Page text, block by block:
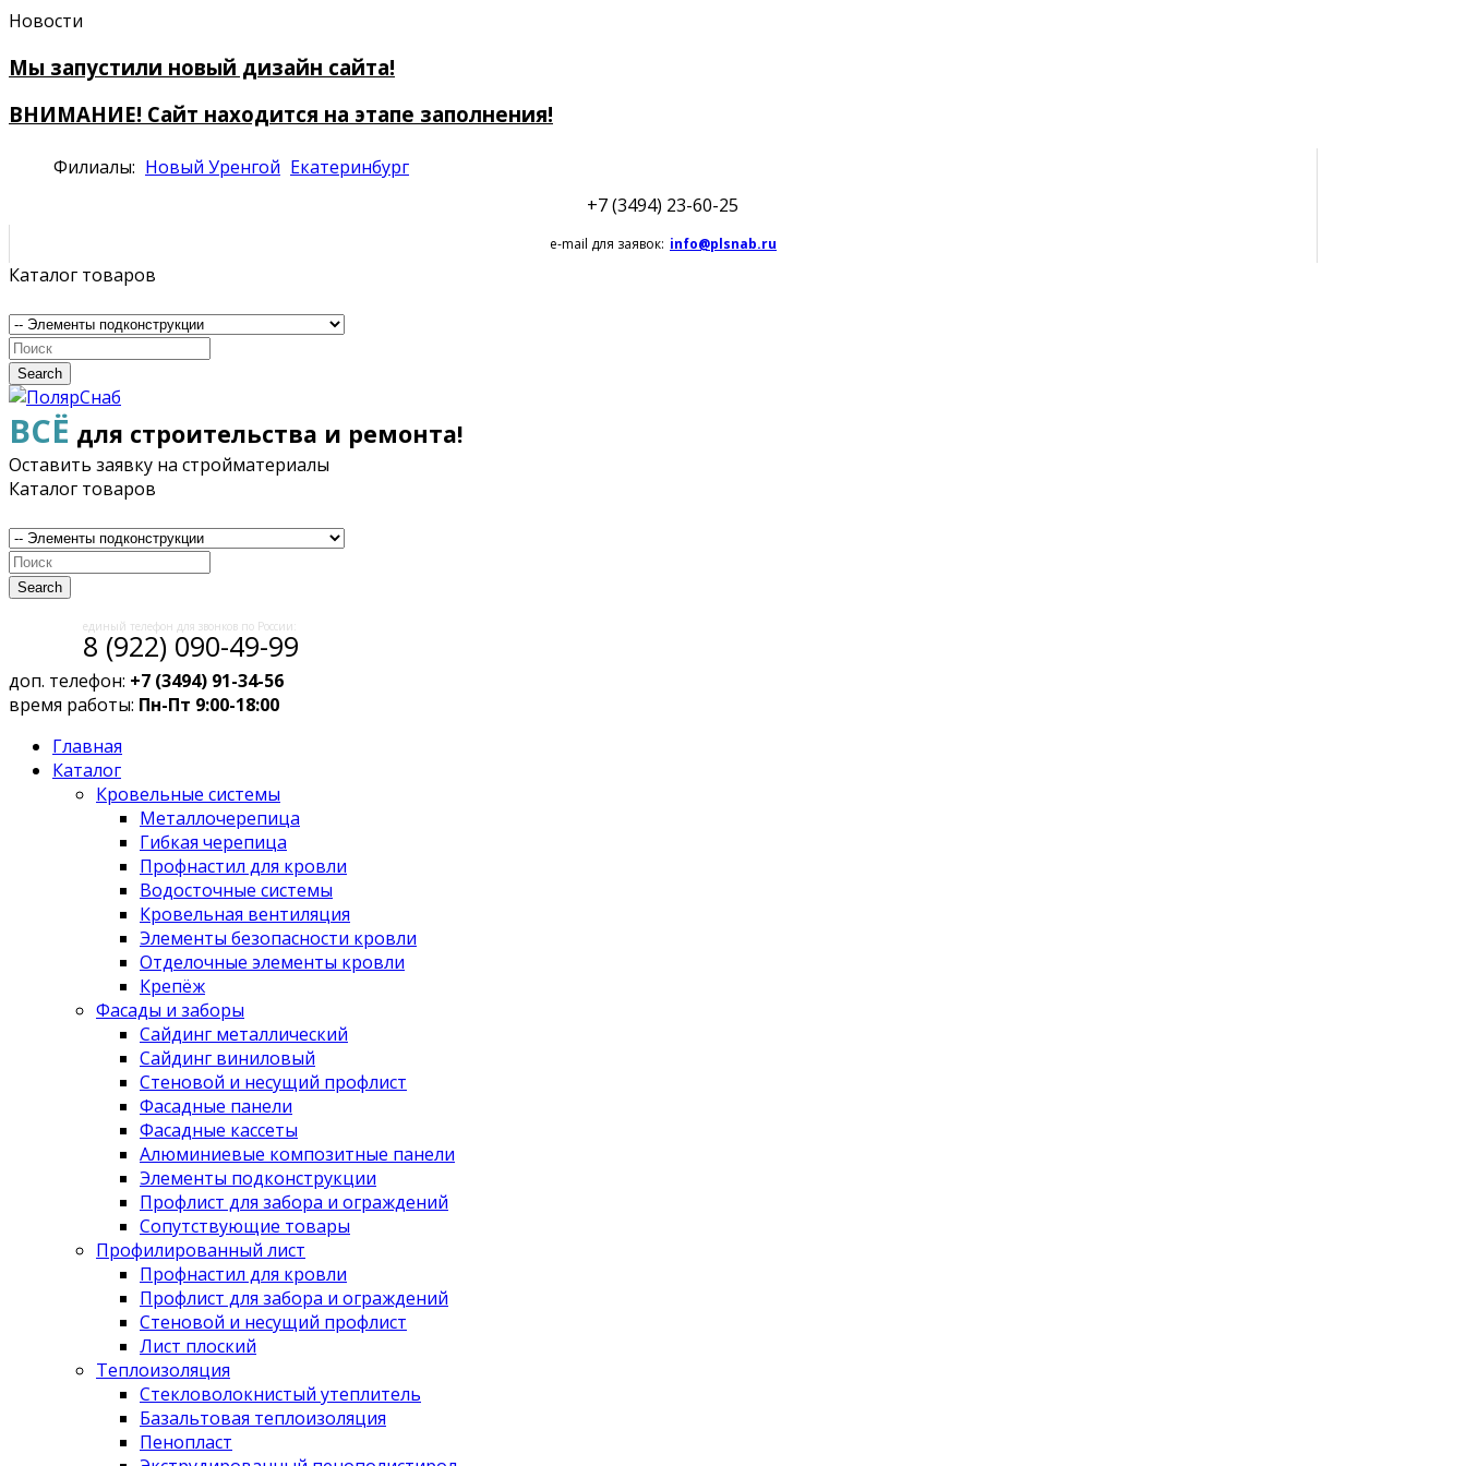
Новости
Мы запустили новый дизайн сайта!
ВНИМАНИЕ! Сайт находится на этапе заполнения!
Филиалы: Новый Уренгой Екатеринбург
+7 (3494) 23-60-25
e-mail для заявок: info@plsnab.ru
Каталог товаров
Search
ВСЁ для строительства и ремонта!
Оставить заявку на стройматериалы
Каталог товаров
Search
единый телефон для звонков по России:
8 (922) 090-49-99
доп. телефон: +7 (3494) 91-34-56
время работы: Пн-Пт 9:00-18:00
Главная
Каталог
Кровельные системы
Металлочерепица
Гибкая черепица
Профнастил для кровли
Водосточные системы
Кровельная вентиляция
Элементы безопасности кровли
Отделочные элементы кровли
Крепёж
Фасады и заборы
Сайдинг металлический
Сайдинг виниловый
Стеновой и несущий профлист
Фасадные панели
Фасадные кассеты
Алюминиевые композитные панели
Элементы подконструкции
Профлист для забора и ограждений
Сопутствующие товары
Профилированный лист
Профнастил для кровли
Профлист для забора и ограждений
Стеновой и несущий профлист
Лист плоский
Теплоизоляция
Стекловолокнистый утеплитель
Базальтовая теплоизоляция
Пенопласт